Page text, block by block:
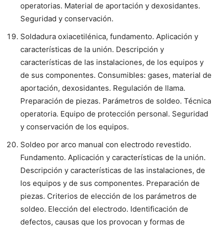
operatorias. Material de aportación y dexosidantes.
Seguridad y conservación.
Soldadura oxiacetilénica, fundamento. Aplicación y
características de la unión. Descripción y
características de las instalaciones, de los equipos y
de sus componentes. Consumibles: gases, material de
aportación, dexosidantes. Regulación de llama.
Preparación de piezas. Parámetros de soldeo. Técnica
operatoria. Equipo de protección personal. Seguridad
y conservación de los equipos.
Soldeo por arco manual con electrodo revestido.
Fundamento. Aplicación y características de la unión.
Descripción y características de las instalaciones, de
los equipos y de sus componentes. Preparación de
piezas. Criterios de elección de los parámetros de
soldeo. Elección del electrodo. Identificación de
defectos, causas que los provocan y formas de